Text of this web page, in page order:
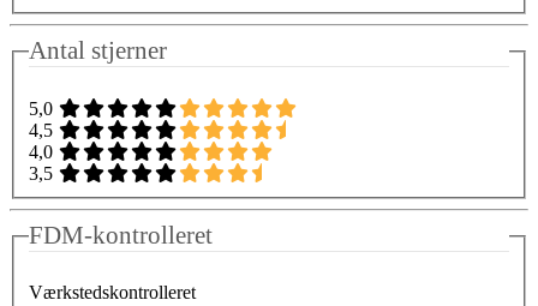
Antal stjerner
5,0
4,5
4,0
3,5
FDM-kontrolleret
Værkstedskontrolleret